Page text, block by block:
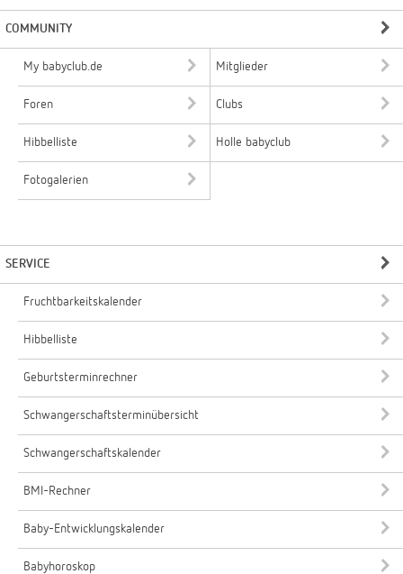
COMMUNITY
My babyclub.de Mitglieder
Foren Clubs
Hibbelliste Holle babyclub
Fotogalerien
SERVICE
Fruchtbarkeitskalender
Hibbelliste
Geburtsterminrechner
Schwangerschaftsterminübersicht
Schwangerschaftskalender
BMI-Rechner
Baby-Entwicklungskalender
Babyhoroskop